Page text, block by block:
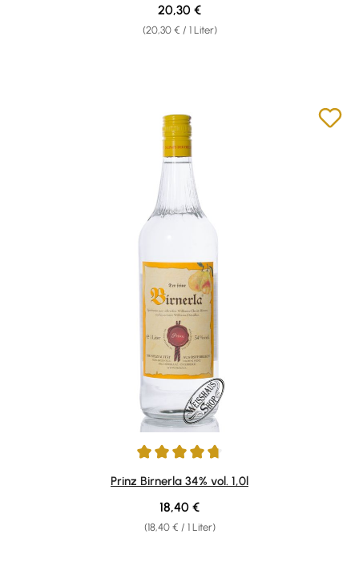
(20,30 € / 1 Liter)
Regulärer Preis:
20,30 €
Durchschnittliche Bewertung von 4.87 von 5 Sternen
Prinz Birnerla 34% vol. 1,0l
(18,40 € / 1 Liter)
Regulärer Preis:
18,40 €